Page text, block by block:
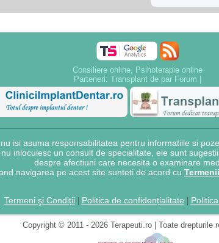
Consiliere online, Psihoterapie online
Parteneri: Transplant de par Forum
isi asuma responsabilitatea pentru informatiile si
inlocuiesc un consult de specialitate, ele sunt
despre afectiuni care necesita o examinare
navigarea pe acest site sunteti de acord cu
Termeni şi Condiții| Politica de confidențialitate
Copyright © 2011 - 2026 Terapeuti.ro | Toate drepturile